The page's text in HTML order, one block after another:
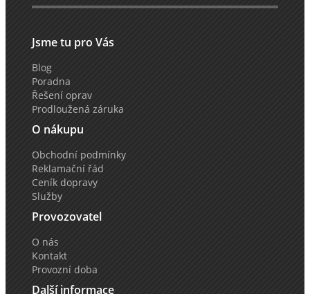
Jsme tu pro Vás
Blog
Poradna
Řešení oprav
Prodloužená záruka
O nákupu
Obchodní podmínky
Reklamační řád
Ceník dopravy
Služby
Provozovatel
O nás
Kontakt
Provozní doba
Další informace